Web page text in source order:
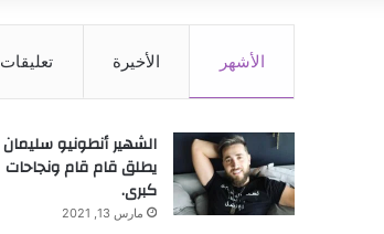
الأشهر الأخيرة تعليقات
الشهير أنطونيو سليمان
يطلق قام قام ونجاحات
كبرى.
مارس 13, 2021